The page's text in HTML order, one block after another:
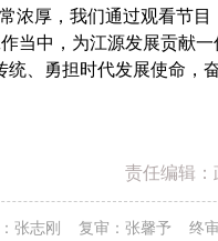
浓厚，我们通过观看节目
当中，为江源发展贡献一
、勇担时代发展使命，
责任编辑：
张志刚 复审：张馨予 终